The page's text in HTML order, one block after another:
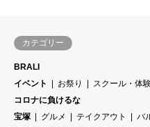
カテゴリー
BRALI
イベント
お祭り スクール・体
コロナに負けるな
宝塚
グルメ テイクアウト バ